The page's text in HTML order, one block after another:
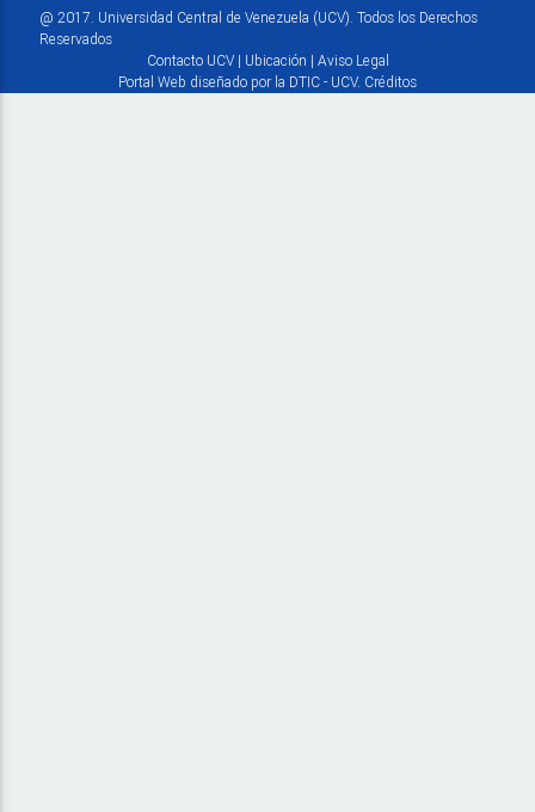
@ 2017. Universidad Central de Venezuela (UCV). Todos los Derechos
Reservados
Contacto UCV| Ubicación | Aviso Legal
Portal Web diseñado por la DTIC - UCV. Créditos